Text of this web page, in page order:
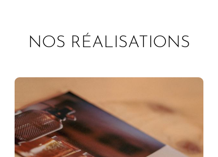
NOS RÉALISATIONS